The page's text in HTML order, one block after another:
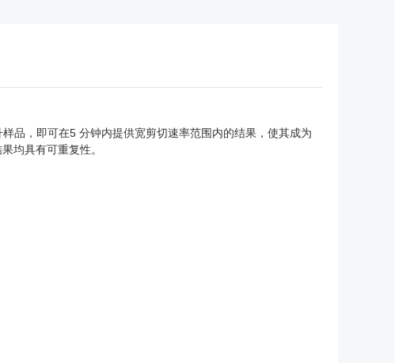
品，即可在5 分钟内提供宽剪切速率范围内的结果，使其成为
均具有可重复性。